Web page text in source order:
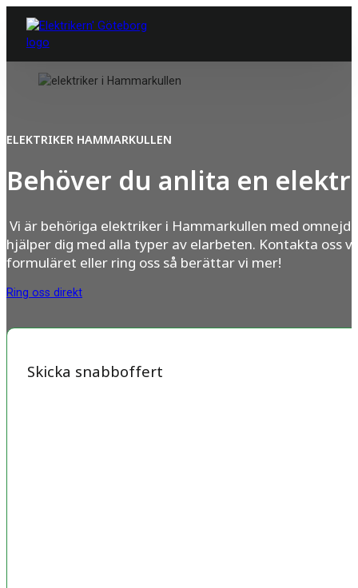
ELEKTRIKER HAMMARKULLEN
Behöver du anlita en
Vi är behöriga elektriker i Hammarkullen med omnejd
hjälper dig med alla typer av elarbeten. Kontakta oss
formuläret eller ring oss så berättar vi mer!
Ring oss direkt
Skicka snabboffert